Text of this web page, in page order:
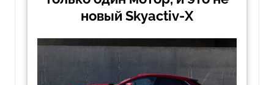
новый Skyactiv-X